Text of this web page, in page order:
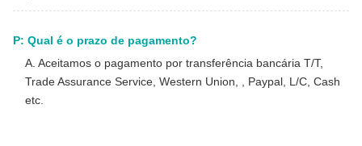
P: Qual é o prazo de pagamento?
A. Aceitamos o pagamento por transferência bancária T/T,
Trade Assurance Service, Western Union, , Paypal, L/C, Cash
etc.